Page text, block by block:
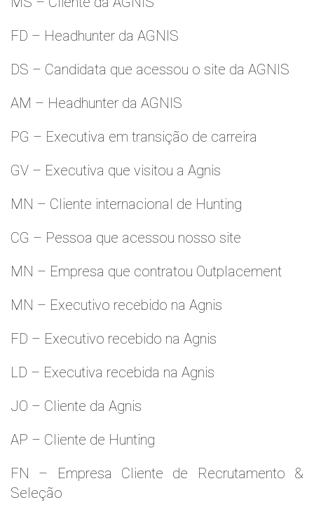
FD – Headhunter da AGNIS
DS – Candidata que acessou o site da AGNIS
AM – Headhunter da AGNIS
PG – Executiva em transição de carreira
GV – Executiva que visitou a Agnis
MN – Cliente internacional de Hunting
CG – Pessoa que acessou nosso site
MN – Empresa que contratou Outplacement
MN – Executivo recebido na Agnis
FD – Executivo recebido na Agnis
LD – Executiva recebida na Agnis
JO – Cliente da Agnis
AP – Cliente de Hunting
FN – Empresa Cliente de Recrutamento &
Seleção